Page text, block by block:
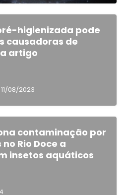
higienizada pode
causadoras de
artigo
11/08/2023
contaminação por
Rio Doce a
insetos aquáticos